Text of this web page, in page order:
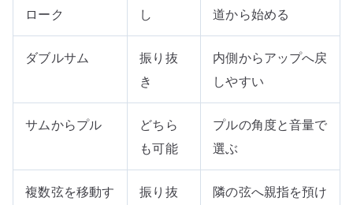
ローク
し
道から始める
ダブルサム
振り抜
き
内側からアップへ戻
しやすい
サムからプル
どちら
も可能
プルの角度と音量で
選ぶ
複数弦を移動す
振り抜
隣の弦へ親指を預け